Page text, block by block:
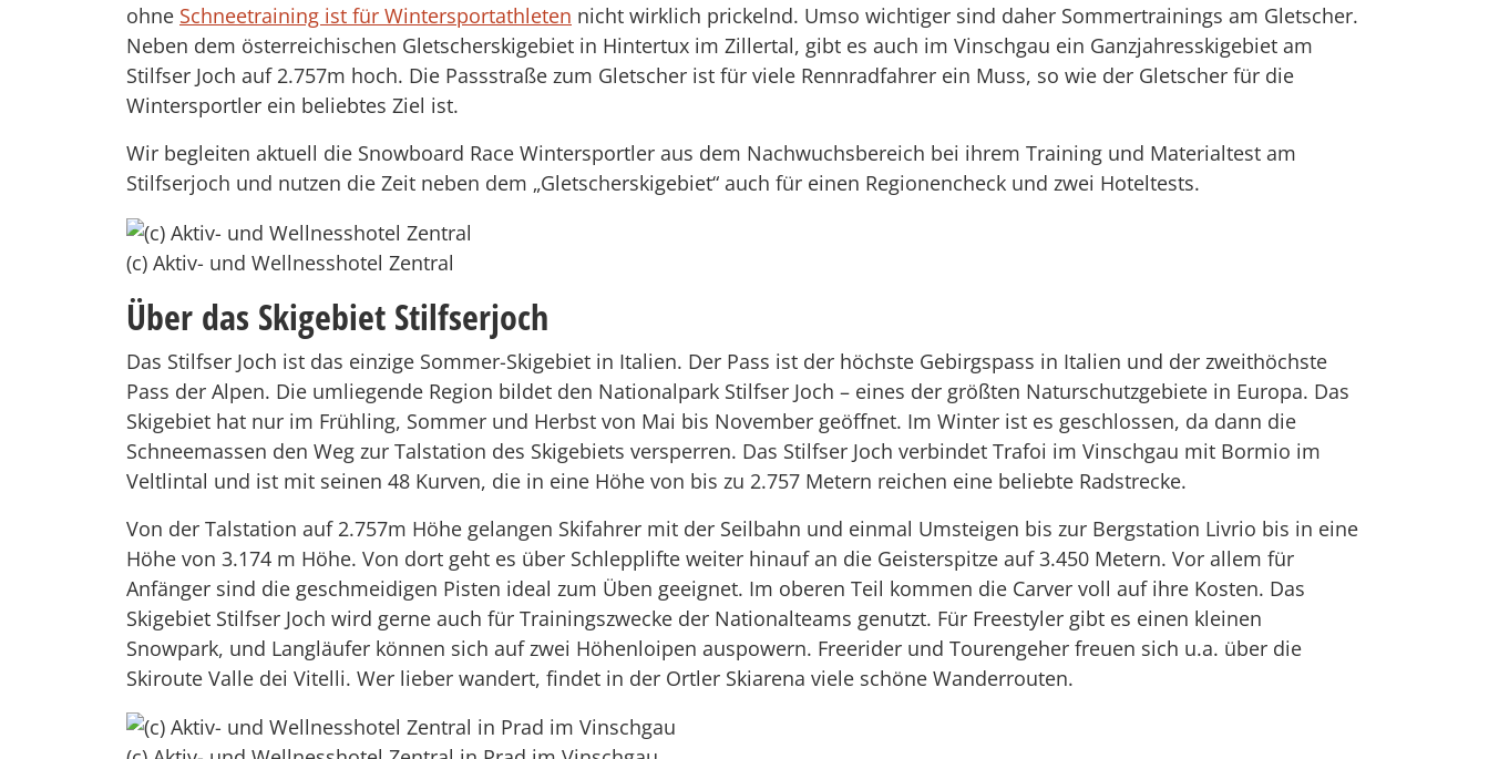
ohne Schneetraining ist für Wintersportathleten nicht wirklich prickelnd. Umso wichtiger sind daher Sommertrainings am Gletscher.
Neben dem österreichischen Gletscherskigebiet in Hintertux im Zillertal, gibt es auch im Vinschgau ein Ganzjahresskigebiet am
Stilfser Joch auf 2.757m hoch. Die Passstraße zum Gletscher ist für viele Rennradfahrer ein Muss, so wie der Gletscher für die
Wintersportler ein beliebtes Ziel ist.
Wir begleiten aktuell die Snowboard Race Wintersportler aus dem Nachwuchsbereich bei ihrem Training und Materialtest am
Stilfserjoch und nutzen die Zeit neben dem „Gletscherskigebiet“ auch für einen Regionencheck und zwei Hoteltests.
(c) Aktiv- und Wellnesshotel Zentral
Über das Skigebiet Stilfserjoch
Das Stilfser Joch ist das einzige Sommer-Skigebiet in Italien. Der Pass ist der höchste Gebirgspass in Italien und der zweithöchste
Pass der Alpen. Die umliegende Region bildet den Nationalpark Stilfser Joch – eines der größten Naturschutzgebiete in Europa. Das
Skigebiet hat nur im Frühling, Sommer und Herbst von Mai bis November geöffnet. Im Winter ist es geschlossen, da dann die
Schneemassen den Weg zur Talstation des Skigebiets versperren. Das Stilfser Joch verbindet Trafoi im Vinschgau mit Bormio im
Veltlintal und ist mit seinen 48 Kurven, die in eine Höhe von bis zu 2.757 Metern reichen eine beliebte Radstrecke.
Von der Talstation auf 2.757m Höhe gelangen Skifahrer mit der Seilbahn und einmal Umsteigen bis zur Bergstation Livrio bis in eine
Höhe von 3.174 m Höhe. Von dort geht es über Schlepplifte weiter hinauf an die Geisterspitze auf 3.450 Metern. Vor allem für
Anfänger sind die geschmeidigen Pisten ideal zum Üben geeignet. Im oberen Teil kommen die Carver voll auf ihre Kosten. Das
Skigebiet Stilfser Joch wird gerne auch für Trainingszwecke der Nationalteams genutzt. Für Freestyler gibt es einen kleinen
Snowpark, und Langläufer können sich auf zwei Höhenloipen auspowern. Freerider und Tourengeher freuen sich u.a. über die
Skiroute Valle dei Vitelli. Wer lieber wandert, findet in der Ortler Skiarena viele schöne Wanderrouten.